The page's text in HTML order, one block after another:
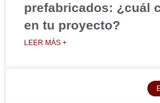
prefabricados: ¿cuál
en tu proyecto?
LEER MÁS +